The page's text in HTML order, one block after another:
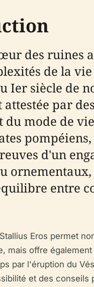
des ruines
de la
Ier siècle de
attestée par
mode de
d'un
entre
Eros permet
mais offre
par l'éruption du
et des conseils